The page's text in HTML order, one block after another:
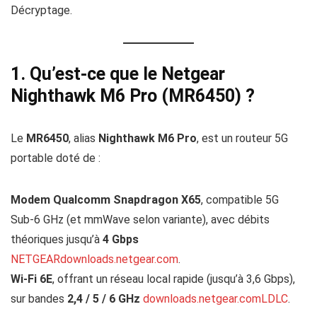
Décryptage.
1. Qu’est‑ce que le Netgear
Nighthawk M6 Pro (MR6450) ?
Le MR6450, alias Nighthawk M6 Pro, est un routeur 5G
portable doté de :
Modem Qualcomm Snapdragon X65, compatible 5G
Sub‑6 GHz (et mmWave selon variante), avec débits
théoriques jusqu’à 4 Gbps
NETGEARdownloads.netgear.com.
Wi‑Fi 6E, offrant un réseau local rapide (jusqu’à 3,6 Gbps),
sur bandes 2,4 / 5 / 6 GHz downloads.netgear.comLDLC.